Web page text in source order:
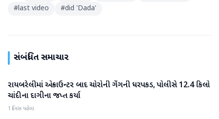
#last video #did 'Dada'
સંબંધિત સમાચાર
રાષ્ટ્રીય
રાયબરેલીમાં એન્કાઉન્ટર બાદ ચોરોની ગેંગની ધરપકડ, પોલીસે 12.4 કિલો
ચાંદીના દાગીના જપ્ત કર્યા
1 દિવસ પહેલા